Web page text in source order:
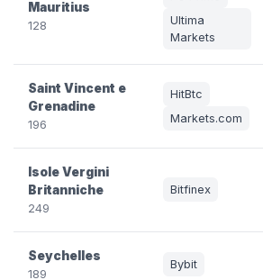
Mauritius
128
Ultima
Markets
Saint Vincent e
Grenadine
196
HitBtc
Markets.com
Isole Vergini
Britanniche
249
Bitfinex
Seychelles
189
Bybit